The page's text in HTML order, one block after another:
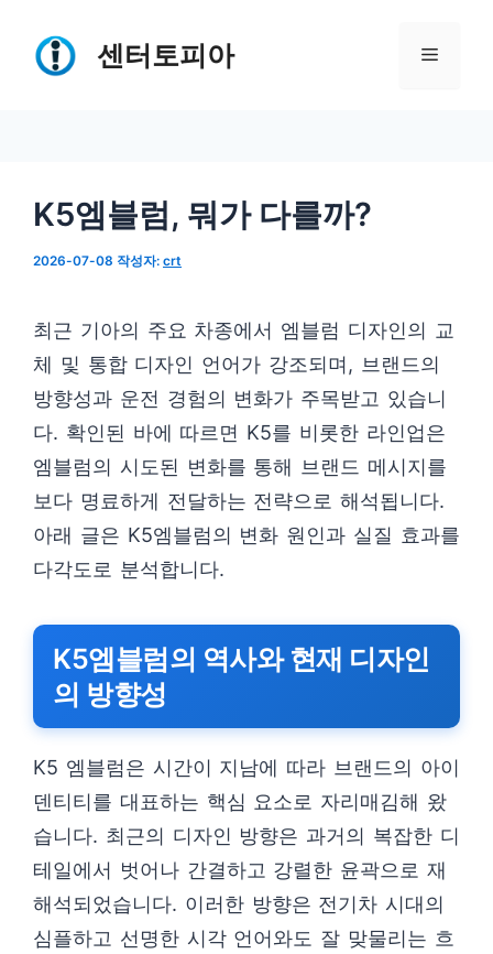
센터토피아 메
K5엠블럼, 뭐가 다를까?
2026-07-08 작성자: crt
최근 기아의 주요 차종에서 엠블럼 디자인의 교
체 및 통합 디자인 언어가 강조되며, 브랜드의
방향성과 운전 경험의 변화가 주목받고 있습니
다. 확인된 바에 따르면 K5를 비롯한 라인업은
엠블럼의 시도된 변화를 통해 브랜드 메시지를
보다 명료하게 전달하는 전략으로 해석됩니다.
아래 글은 K5엠블럼의 변화 원인과 실질 효과를
다각도로 분석합니다.
K5엠블럼의 역사와 현재 디자인
의 방향성
K5 엠블럼은 시간이 지남에 따라 브랜드의 아이
덴티티를 대표하는 핵심 요소로 자리매김해 왔
습니다. 최근의 디자인 방향은 과거의 복잡한 디
테일에서 벗어나 간결하고 강렬한 윤곽으로 재
해석되었습니다. 이러한 방향은 전기차 시대의
심플하고 선명한 시각 언어와도 잘 맞물리는 흐